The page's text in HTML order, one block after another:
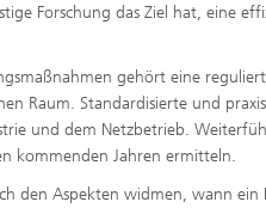
Forschung das Ziel hat, eine
gehört eine
Raum. Standardisierte und
und dem Netzbetrieb.
kommenden Jahren ermitteln.
den Aspekten widmen, wann